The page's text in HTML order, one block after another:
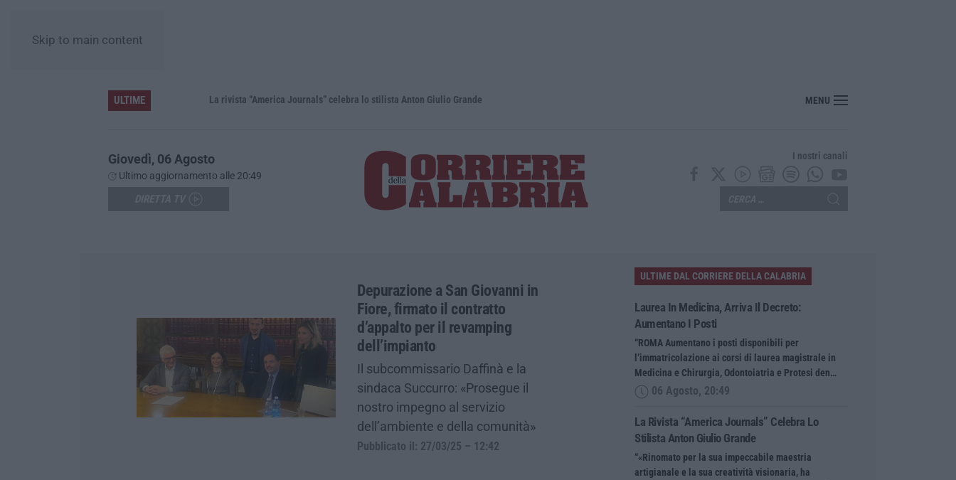
Skip to main content
ULTIME La rivista “America Journals” celebra lo stilista Anton Giulio Grande Dai Piani per il rischio sismico al welfare, i provvedimenti approvati dalla Giunta
MENU
Giovedì, 06 Agosto
Ultimo aggiornamento alle 20:49
I nostri canali
Depurazione a San Giovanni in
Fiore, firmato il contratto
d’appalto per il revamping
dell’impianto
Il subcommissario Daffinà e la
sindaca Succurro: «Prosegue il
nostro impegno al servizio
dell’ambiente e della comunità»
Pubblicato il: 27/03/25 – 12:42
ULTIME DAL CORRIERE DELLA CALABRIA
Laurea In Medicina, Arriva Il Decreto:
Aumentano I Posti
“ROMA Aumentano i posti disponibili per
l’immatricolazione ai corsi di laurea magistrale in
Medicina e Chirurgia, Odontoiatria e Protesi den…
06 Agosto, 20:49
La Rivista “America Journals” Celebra Lo
Stilista Anton Giulio Grande
“«Rinomato per la sua impeccabile maestria
artigianale e la sua creatività visionaria, ha